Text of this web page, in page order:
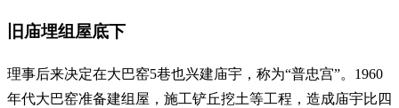
旧庙埋组屋底下
理事后来决定在大巴窑5巷也兴建庙宇，称为“普忠宫”。1960
年代大巴窑准备建组屋，施工铲丘挖土等工程，造成庙宇比四